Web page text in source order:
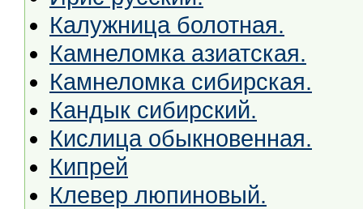
Калужница болотная.
Камнеломка азиатская.
Камнеломка сибирская.
Кандык сибирский.
Кислица обыкновенная.
Кипрей
Клевер люпиновый.